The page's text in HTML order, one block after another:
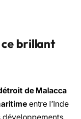
ce brillant
de Malacca
entre l’Inde